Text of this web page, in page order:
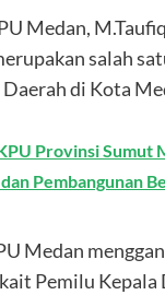
Medan,
salah
di Kota
Provinsi Sumut
dan Pembangunan
Medan
Pemilu Kepala